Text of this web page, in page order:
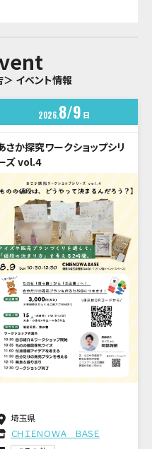
＞ イベント情報
20268 9 日
さか探究ワークショップシリ
ズ vol.4
埼玉県
ＣＨＩＥＮＯＷＡ ＢＡＳＥ